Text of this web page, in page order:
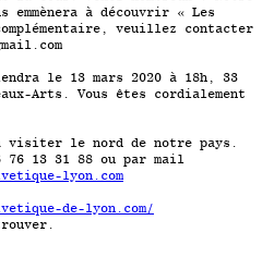
à découvrir « Les
veuillez contacter
le 13 mars 2020 à 18h, 33
Arts. Vous êtes cordialement
à visiter le nord de notre pays.
76 13 31 88 ou par mail
lyon.com
de-lyon.com/